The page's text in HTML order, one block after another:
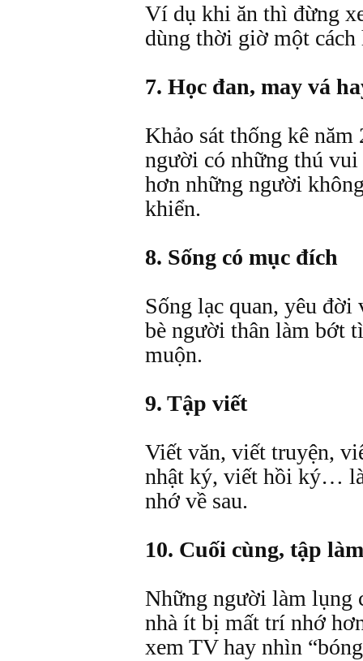
Ví dụ khi ăn thì đừng
dùng thời giờ một cách
7. Học đan, may vá
Khảo sát thống kê
người có những thú
hơn những người
khiển.
8. Sống có mục đích
Sống lạc quan, yêu
bè người thân làm bớt
muộn.
9. Tập viết
Viết văn, viết truyện,
nhật ký, viết hồi ký…
nhớ về sau.
10. Cuối cùng, tập
Những người làm lụng
nhà ít bị mất trí nhớ
xem TV hay nhìn